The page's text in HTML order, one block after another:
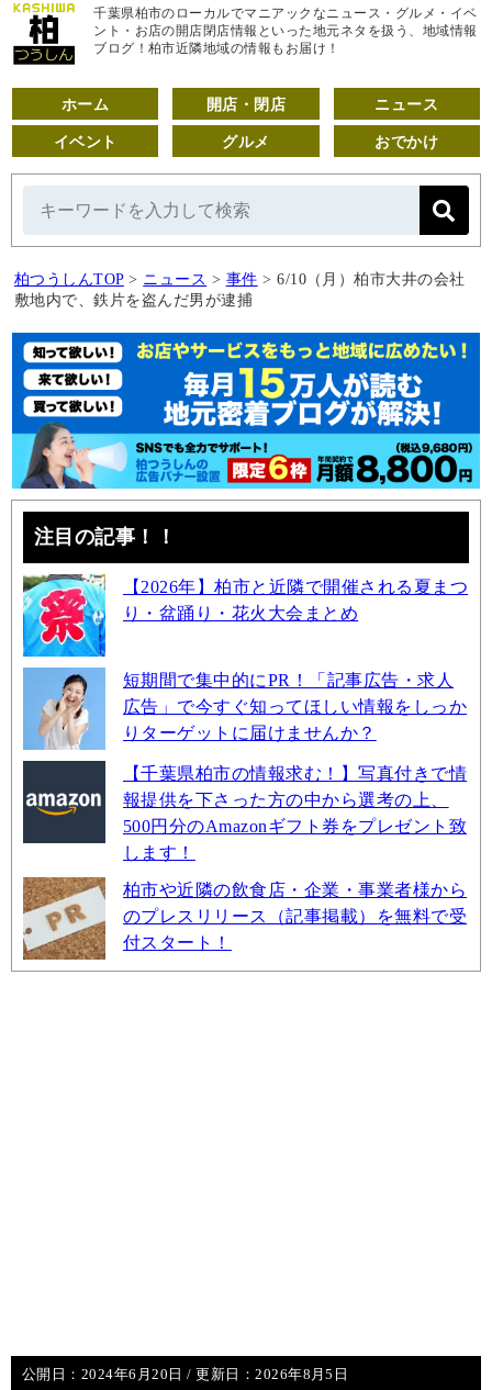
千葉県柏市のローカルでマニアックなニュース・グルメ・イベ
ント・お店の開店閉店情報といった地元ネタを扱う、地域情報
ブログ！柏市近隣地域の情報もお届け！
ホーム 開店・閉店 ニュース
イベント グルメ おでかけ
柏つうしんTOP > ニュース > 事件 > 6/10（月）柏市大井の会社
敷地内で、鉄片を盗んだ男が逮捕
注目の記事！！
【2026年】柏市と近隣で開催される夏まつ
り・盆踊り・花火大会まとめ
短期間で集中的にPR！「記事広告・求人
広告」で今すぐ知ってほしい情報をしっか
りターゲットに届けませんか？
【千葉県柏市の情報求む！】写真付きで情
報提供を下さった方の中から選考の上、
500円分のAmazonギフト券をプレゼント致
します！
柏市や近隣の飲食店・企業・事業者様から
のプレスリリース（記事掲載）を無料で受
付スタート！
公開日： 2024年6月20日 / 更新日：2026年8月5日